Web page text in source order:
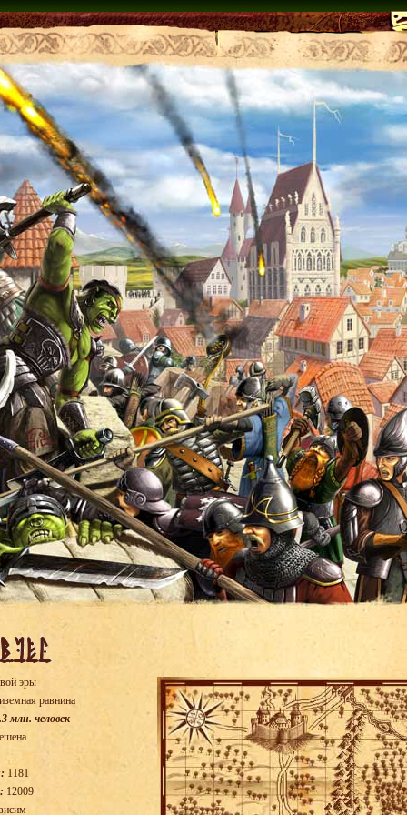
эры
равнина
млн. человек
1181
12009